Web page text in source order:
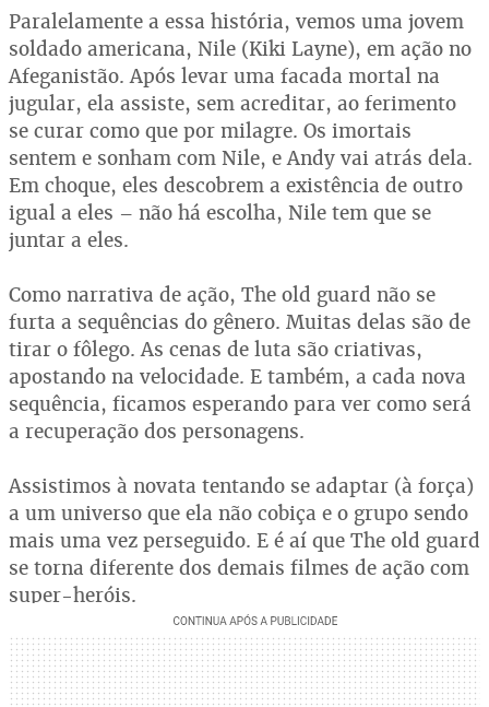
Paralelamente a essa história, vemos uma jovem
soldado americana, Nile (Kiki Layne), em ação no
Afeganistão. Após levar uma facada mortal na
jugular, ela assiste, sem acreditar, ao ferimento
se curar como que por milagre. Os imortais
sentem e sonham com Nile, e Andy vai atrás dela.
Em choque, eles descobrem a existência de outro
igual a eles – não há escolha, Nile tem que se
juntar a eles.
Como narrativa de ação, The old guard não se
furta a sequências do gênero. Muitas delas são de
tirar o fôlego. As cenas de luta são criativas,
apostando na velocidade. E também, a cada nova
sequência, ficamos esperando para ver como será
a recuperação dos personagens.
Assistimos à novata tentando se adaptar (à força)
a um universo que ela não cobiça e o grupo sendo
mais uma vez perseguido. E é aí que The old guard
se torna diferente dos demais filmes de ação com
super-heróis.